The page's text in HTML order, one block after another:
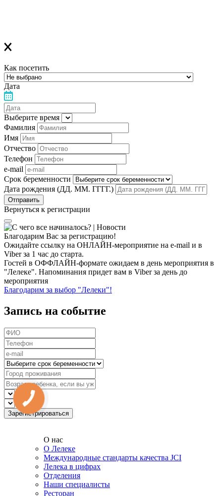
Как посетить
Дата
Выберите время
Фамилия
Имя
Отчество
Телефон
e-mail
Срок беременности
Дата рождения (ДД. ММ. ГГГГ.)
Вернуться к регистрации
Благодарим Вас за регистрацию!
Ожидайте ссылку на ОНЛАЙН-мероприятие на e-mail и в
Viber за 1 час до старта.
Гостей в ОФФЛАЙН-формате ожидаем в день мероприятия в
"Лелеке". Напоминания придет вам в Viber за день до
мероприятия
Благодарим за выбор "Лелеки"!
Запись на событие
О нас
О Лелеке
Международные стандарты качества JCI
Лелека в цифрах
Отделения
Наши специалисты
Ресторан